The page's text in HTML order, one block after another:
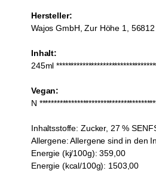
Hersteller:
Wajos GmbH, Zur Höhe 1,
Inhalt:
245ml
Vegan:
N
Inhaltsstoffe: Zucker, 27 %
Allergene: Allergene sind in den
Energie (kj/100g): 359,00
Energie (kcal/100g): 1503,00